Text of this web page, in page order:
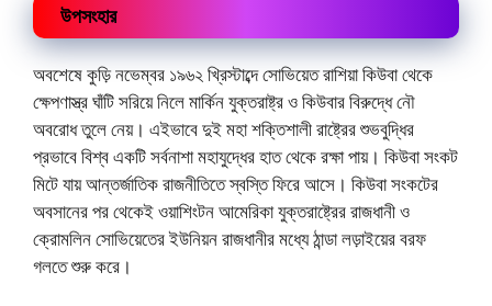
উপসংহার
অবশেষে কুড়ি নভেম্বর ১৯৬২ খ্রিস্টাব্দে সোভিয়েত রাশিয়া কিউবা থেকে
ক্ষেপণাস্ত্র ঘাঁটি সরিয়ে নিলে মার্কিন যুক্তরাষ্ট্র ও কিউবার বিরুদ্ধে নৌ
অবরোধ তুলে নেয়। এইভাবে দুই মহা শক্তিশালী রাষ্ট্রের শুভবুদ্ধির
প্রভাবে বিশ্ব একটি সর্বনাশা মহাযুদ্ধের হাত থেকে রক্ষা পায়। কিউবা সংকট
মিটে যায় আন্তর্জাতিক রাজনীতিতে স্বস্তি ফিরে আসে। কিউবা সংকটের
অবসানের পর থেকেই ওয়াশিংটন আমেরিকা যুক্তরাষ্ট্রের রাজধানী ও
ক্রোমলিন সোভিয়েতের ইউনিয়ন রাজধানীর মধ্যে ঠান্ডা লড়াইয়ের বরফ
গলতে শুরু করে।